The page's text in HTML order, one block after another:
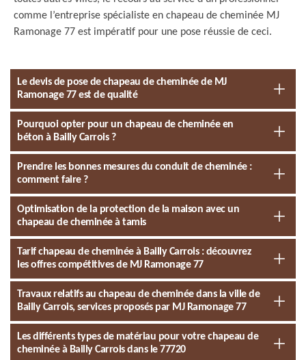
comme l’entreprise spécialiste en chapeau de cheminée MJ
Ramonage 77 est impératif pour une pose réussie de ceci.
Le devis de pose de chapeau de cheminée de MJ
Ramonage 77 est de qualité
Pourquoi opter pour un chapeau de cheminée en
béton à Bailly Carrois ?
Prendre les bonnes mesures du conduit de cheminée :
comment faire ?
Optimisation de la protection de la maison avec un
chapeau de cheminée à tamis
Tarif chapeau de cheminée à Bailly Carrois : découvrez
les offres compétitives de MJ Ramonage 77
Travaux relatifs au chapeau de cheminée dans la ville de
Bailly Carrois, services proposés par MJ Ramonage 77
Les différents types de matériau pour votre chapeau de
cheminée à Bailly Carrois dans le 77720